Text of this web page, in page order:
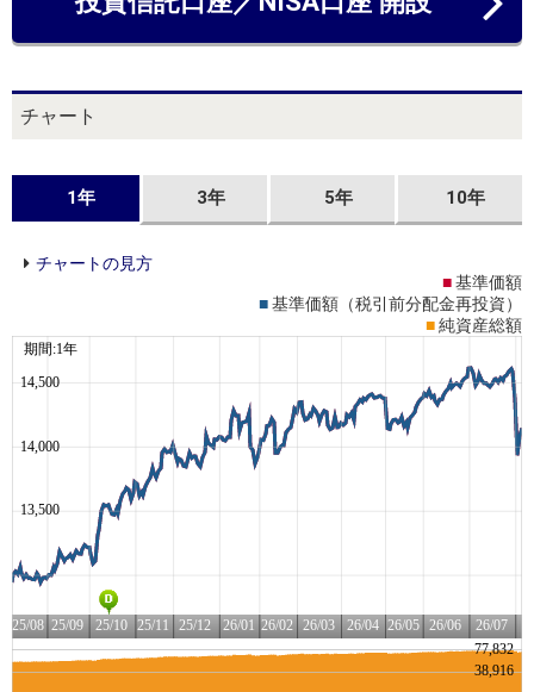
チャート
1年 3年 5年 10年
チャートの見方
■基準価額
■基準価額（税引前分配金再投資）
■純資産総額